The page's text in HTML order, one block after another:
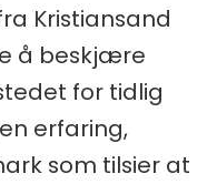
Kristiansand
å beskjære
for tidlig
erfaring,
som tilsier at